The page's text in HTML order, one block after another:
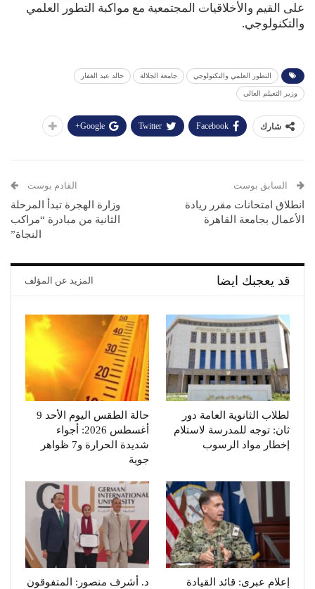
على القيم والأخلاقيات المجتمعية مع مواكبة التطور العلمي
والتكنولوجي.
التطور العلمي والتكنولوجي جامعة الجلالة خالد عبد الغفار
وزير التعيلم العالي
شارك Facebook
Twitter
Google+
السابق بوست
انطلاق امتحانات مقرر ريادة
الأعمال بجامعة القاهرة
القادم بوست
وزارة الهجرة تبدأ المرحلة
الثانية من مبادرة “مراكب
النجاة”
قد يعجبك ايضا المزيد عن المؤلف
لطلاب الثانوية العامة دور
ثان: توجه للمدرسة لاستلام
إخطار مواد الرسوب
حالة الطقس اليوم الأحد 9
أغسطس 2026: أجواء
شديدة الحرارة و7 ظواهر
جوية
إعلام عبرى: قائد القيادة
د. أشرف منصور: المتفوقون